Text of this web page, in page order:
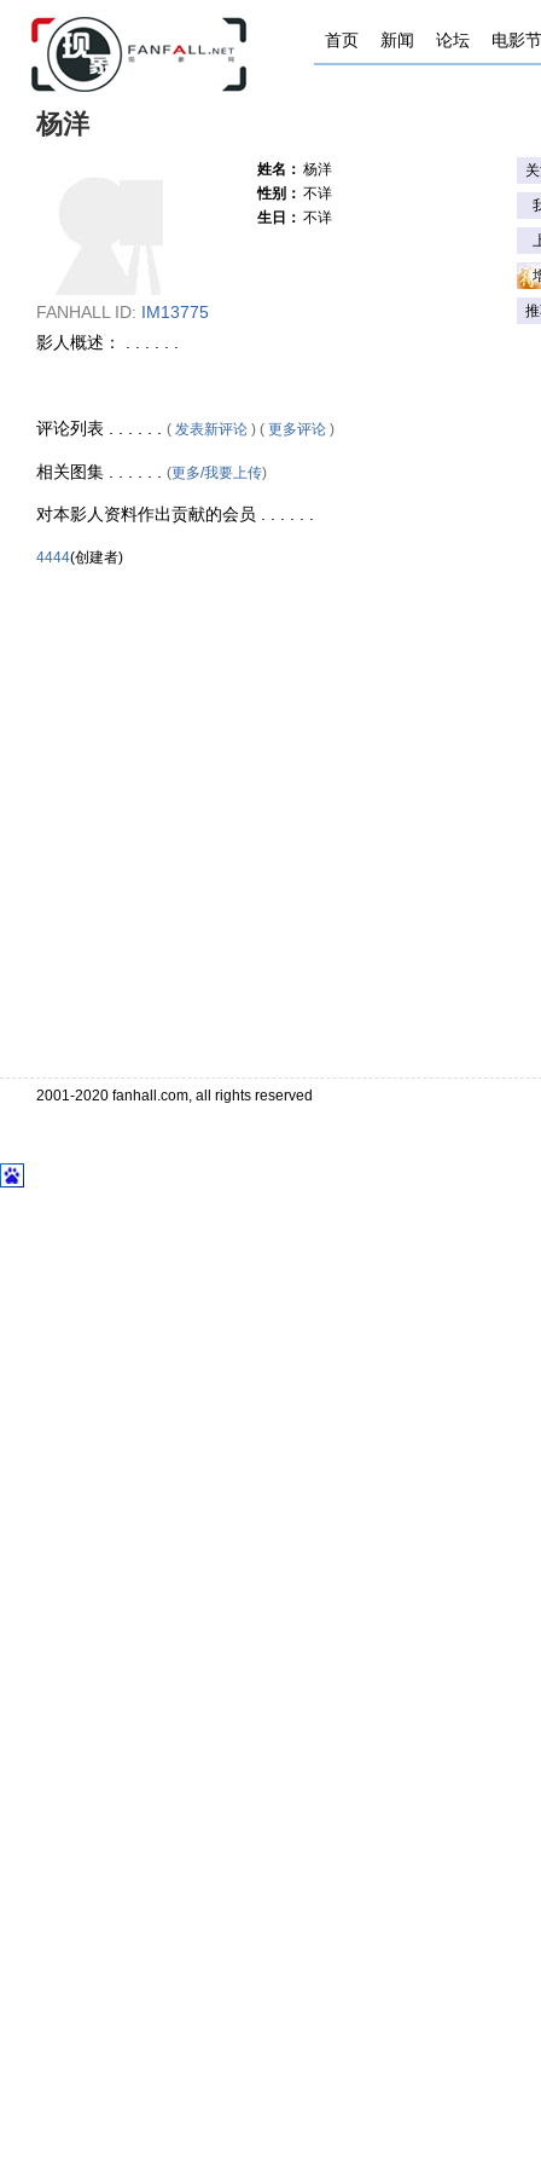
首页 新闻 论坛 电影节
杨洋
FANHALL ID: IM13775
姓名： 杨洋
性别： 不详
生日： 不详
影人概述： . . . . . .
评论列表 . . . . . . ( 发表新评论 ) ( 更多评论 )
相关图集 . . . . . . (更多/我要上传)
对本影人资料作出贡献的会员 . . . . . .
4444(创建者)
2001-2020 fanhall.com, all rights reserved